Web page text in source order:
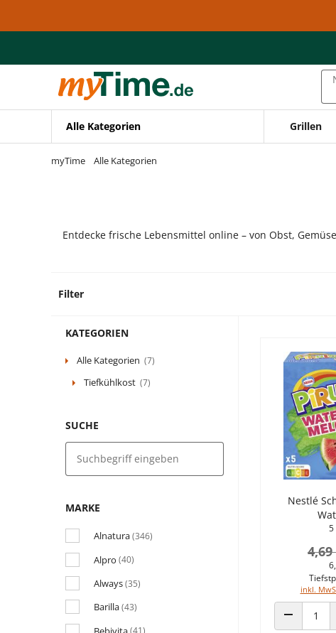
Zur Navigation springen
Alle Kategorien Grillen
myTime Alle Kategorien
Entdecke frische Lebensmittel online – von Obst,
Filter
KATEGORIEN
Alle Kategorien (7)
Tiefkühlkost (7)
SUCHE
MARKE
Alnatura(346)
Alpro (40)
Always(35)
Barilla(43)
Nestlé
5
4,69
inkl.
ANZAHL